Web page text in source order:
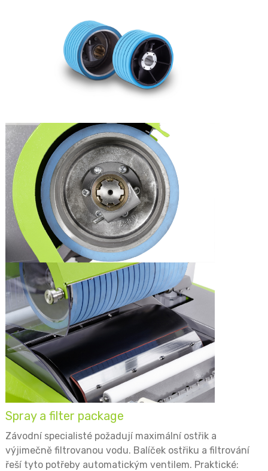
Spray a filter package
Závodní specialisté požadují maximální ostřik a
výjimečně filtrovanou vodu. Balíček ostřiku a filtrování
řeší tyto potřeby automatickým ventilem. Praktické: